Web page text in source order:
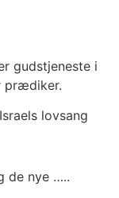
gudstjeneste i
prædiker.
lovsang
de nye …..